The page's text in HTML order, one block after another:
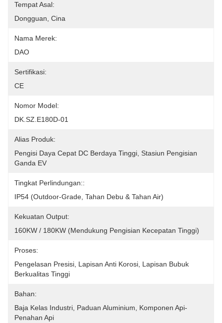
Tempat Asal:
Dongguan, Cina
Nama Merek:
DAO
Sertifikasi:
CE
Nomor Model:
DK.SZ.E180D-01
Alias ​​Produk:
Pengisi Daya Cepat DC Berdaya Tinggi, Stasiun Pengisian
Ganda EV
Tingkat Perlindungan::
IP54 (outdoor-Grade, Tahan Debu & Tahan Air)
Kekuatan Output:
160KW / 180KW (mendukung Pengisian Kecepatan Tinggi)
Proses:
Pengelasan Presisi, Lapisan Anti Korosi, Lapisan Bubuk
Berkualitas Tinggi
Bahan:
Baja Kelas Industri, Paduan Aluminium, Komponen Api-
Penahan Api